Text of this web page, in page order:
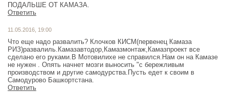
ПОДАЛЬШЕ ОТ КАМАЗА.
Ответить
11.05.2016, 19:00
Что еще надо развалить? Клочков КИСМ(первенец Камаза
РИЗ)развалиль.Камазавтодор,Камазмонтаж,Камазпроект все
сделано его руками.В Мотовилихе не справился.Нам он на Камазе
не нужен . Опять начнет мозги выносить "с бережливым
производством и другие самодурства.Пусть едет к своим в
Самодурово Башкортстана.
Ответить